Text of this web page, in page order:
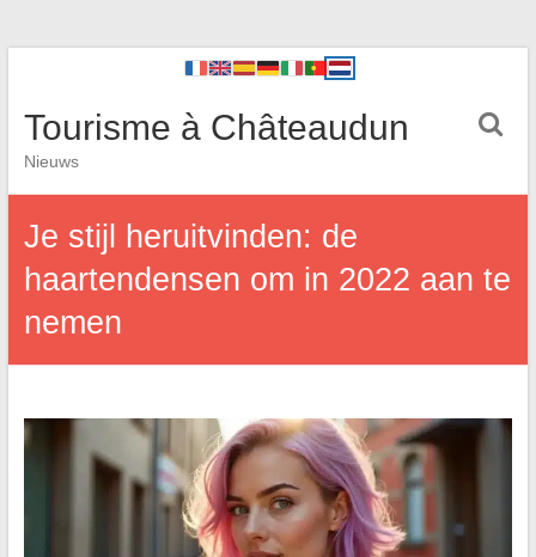
Tourisme à Châteaudun
Nieuws
Je stijl heruitvinden: de
haartendensen om in 2022 aan te
nemen